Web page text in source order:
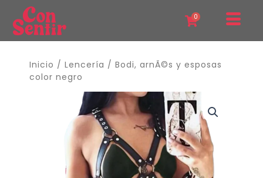
contenido
0
Inicio / Lencería / Bodi, arnÃ©s y esposas
color negro